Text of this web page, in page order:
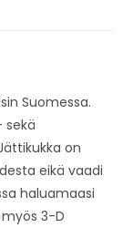
Suomessa.
sekä
on
eikä vaadi
haluamaasi
3-D